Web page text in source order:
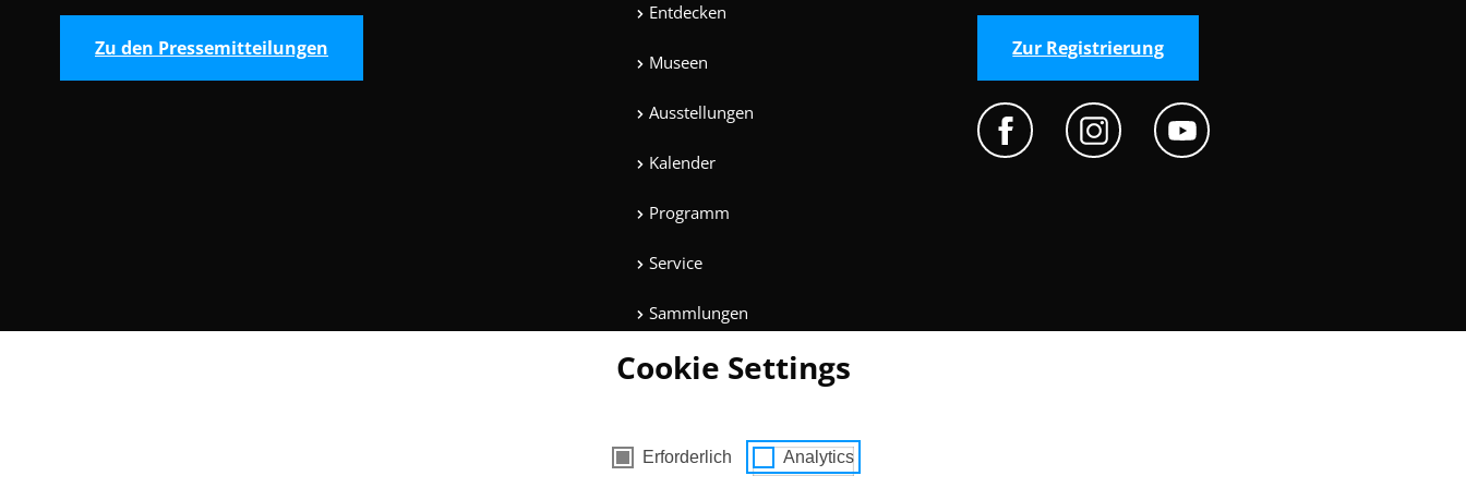
Zu den Pressemitteilungen
Entdecken
Museen
Ausstellungen
Kalender
Programm
Service
Sammlungen
Magazine
Unterhaltung
Zur Registrierung
Cookie Settings
Consent Selection | Auswahl der Cookies mit Zustimmung
Erforderlich Analytics